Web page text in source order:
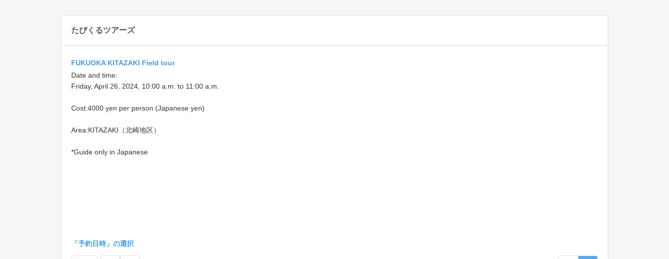
たびくるツアーズ
FUKUOKA KITAZAKI Field tour
Date and time:
Friday, April 26, 2024, 10:00 a.m. to 11:00 a.m.
Cost:4000 yen per person (Japanese yen)
Area:KITAZAKI（北崎地区）
*Guide only in Japanese
「予約日時」の選択